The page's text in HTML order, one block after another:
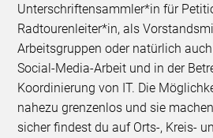
Unterschriftensammler*in für
Radtourenleiter*in, als
Arbeitsgruppen oder natürlich
Social-Media-Arbeit und in der
Koordinierung von IT. Die
nahezu grenzenlos und sie
sicher findest du auf Orts-, Kreis-